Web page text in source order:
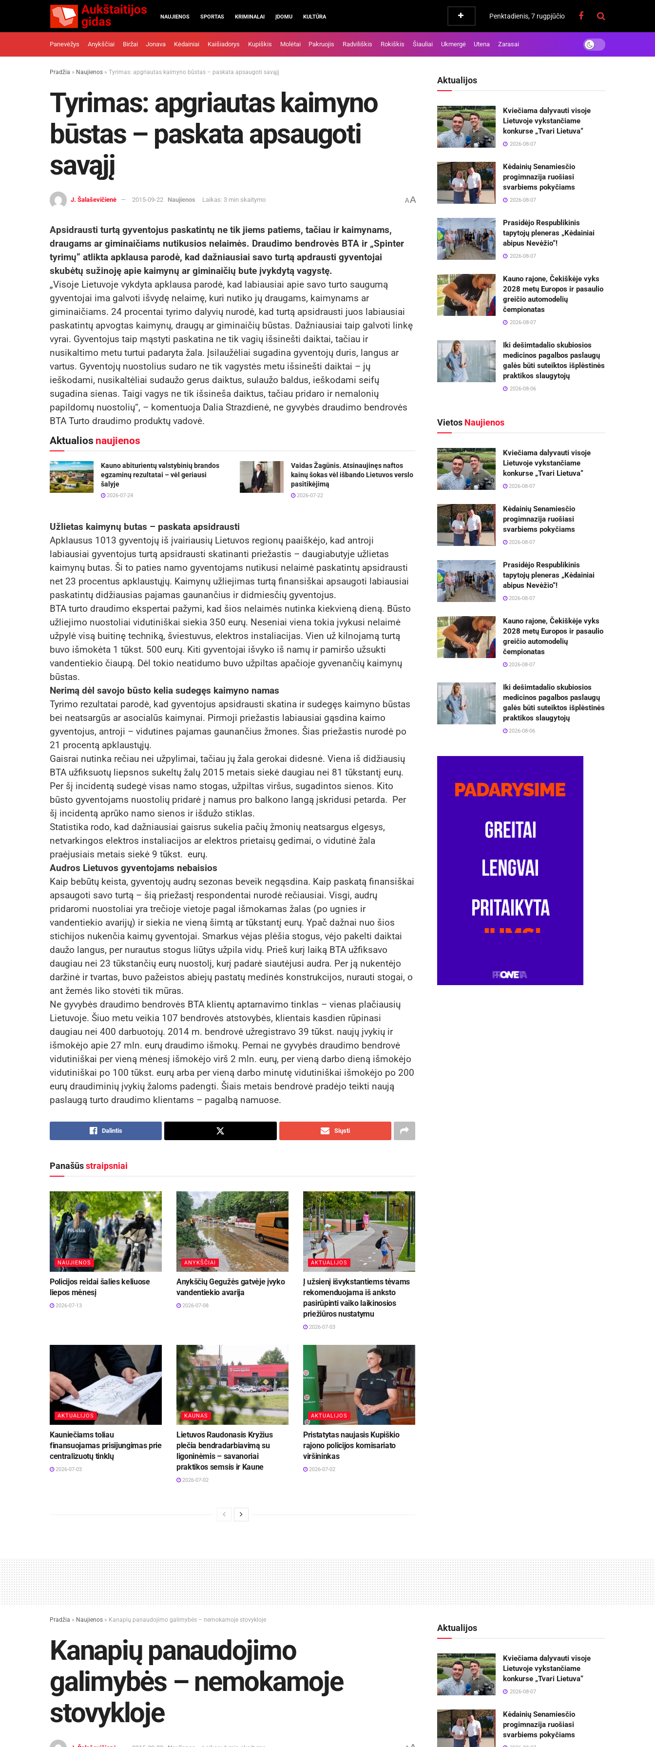
NAUJIENOS SPORTAS KRIMINALAI ĮDOMU KULTŪRA Penktadienis, 7 rugpjūčio
Panevėžys Anykščiai Biržai Jonava Kėdainiai Kaišiadorys Kupiškis Molėtai Pakruojis Radviliškis Rokiškis Šiauliai Ukmergė Utena Zarasai
Pradžia » Naujienos » Tyrimas: apgriautas kaimyno būstas – paskata apsaugoti savąjį
Tyrimas: apgriautas kaimyno
būstas – paskata apsaugoti
savąjį
J. Šalaševičienė 2015-09-22 Naujienos Laikas: 3 min skaitymo AA
Apsidrausti turtą gyventojus paskatintų ne tik jiems patiems, tačiau ir kaimynams,
draugams ar giminaičiams nutikusios nelaimės. Draudimo bendrovės BTA ir „Spinter
tyrimų“ atlikta apklausa parodė, kad dažniausiai savo turtą apdrausti gyventojai
skubėtų sužinoję apie kaimynų ar giminaičių bute įvykdytą vagystę.
„Visoje Lietuvoje vykdyta apklausa parodė, kad labiausiai apie savo turto saugumą
gyventojai ima galvoti išvydę nelaimę, kuri nutiko jų draugams, kaimynams ar
giminaičiams. 24 procentai tyrimo dalyvių nurodė, kad turtą apsidrausti juos labiausiai
paskatintų apvogtas kaimynų, draugų ar giminaičių būstas. Dažniausiai taip galvoti linkę
vyrai. Gyventojus taip mąstyti paskatina ne tik vagių išsinešti daiktai, tačiau ir
nusikaltimo metu turtui padaryta žala. Įsilaužėliai sugadina gyventojų duris, langus ar
vartus. Gyventojų nuostolius sudaro ne tik vagystės metu išsinešti daiktai – jų
ieškodami, nusikaltėliai sudaužo gerus daiktus, sulaužo baldus, ieškodami seifų
sugadina sienas. Taigi vagys ne tik išsineša daiktus, tačiau pridaro ir nemalonių
papildomų nuostolių“, – komentuoja Dalia Strazdienė, ne gyvybės draudimo bendrovės
BTA Turto draudimo produktų vadovė.
Aktualios naujienos
Kauno abiturientų valstybinių brandos
egzaminų rezultatai – vėl geriausi
šalyje
2026-07-24
Vaidas Žagūnis. Atsinaujinęs naftos
kainų šokas vėl išbando Lietuvos verslo
pasitikėjimą
2026-07-22
Užlietas kaimynų butas – paskata apsidrausti
Apklausus 1013 gyventojų iš įvairiausių Lietuvos regionų paaiškėjo, kad antroji
labiausiai gyventojus turtą apsidrausti skatinanti priežastis – daugiabutyje užlietas
kaimynų butas. Ši to paties namo gyventojams nutikusi nelaimė paskatintų apsidrausti
net 23 procentus apklaustųjų. Kaimynų užliejimas turtą finansiškai apsaugoti labiausiai
paskatintų didžiausias pajamas gaunančius ir didmiesčių gyventojus.
BTA turto draudimo ekspertai pažymi, kad šios nelaimės nutinka kiekvieną dieną. Būsto
užliejimo nuostoliai vidutiniškai siekia 350 eurų. Neseniai viena tokia įvykusi nelaimė
užpylė visą buitinę techniką, šviestuvus, elektros instaliacijas. Vien už kilnojamą turtą
buvo išmokėta 1 tūkst. 500 eurų. Kiti gyventojai išvyko iš namų ir pamiršo užsukti
vandentiekio čiaupą. Dėl tokio neatidumo buvo užpiltas apačioje gyvenančių kaimynų
būstas.
Nerimą dėl savojo būsto kelia sudegęs kaimyno namas
Tyrimo rezultatai parodė, kad gyventojus apsidrausti skatina ir sudegęs kaimyno būstas
bei neatsargūs ar asocialūs kaimynai. Pirmoji priežastis labiausiai gąsdina kaimo
gyventojus, antroji – vidutines pajamas gaunančius žmones. Šias priežastis nurodė po
21 procentą apklaustųjų.
Gaisrai nutinka rečiau nei užpylimai, tačiau jų žala gerokai didesnė. Viena iš didžiausių
BTA užfiksuotų liepsnos sukeltų žalų 2015 metais siekė daugiau nei 81 tūkstantį eurų.
Per šį incidentą sudegė visas namo stogas, užpiltas viršus, sugadintos sienos. Kito
būsto gyventojams nuostolių pridarė į namus pro balkono langą įskridusi petarda. Per
šį incidentą aprūko namo sienos ir išdužo stiklas.
Statistika rodo, kad dažniausiai gaisrus sukelia pačių žmonių neatsargus elgesys,
netvarkingos elektros instaliacijos ar elektros prietaisų gedimai, o vidutinė žala
praėjusiais metais siekė 9 tūkst. eurų.
Audros Lietuvos gyventojams nebaisios
Kaip bebūtų keista, gyventojų audrų sezonas beveik negąsdina. Kaip paskatą finansiškai
apsaugoti savo turtą – šią priežastį respondentai nurodė rečiausiai. Visgi, audrų
pridaromi nuostoliai yra trečioje vietoje pagal išmokamas žalas (po ugnies ir
vandentiekio avarijų) ir siekia ne vieną šimtą ar tūkstantį eurų. Ypač dažnai nuo šios
stichijos nukenčia kaimų gyventojai. Smarkus vėjas plėšia stogus, vėjo pakelti daiktai
daužo langus, per nurautus stogus liūtys užpila vidų. Prieš kurį laiką BTA užfiksavo
daugiau nei 23 tūkstančių eurų nuostolį, kurį padarė siautėjusi audra. Per ją nukentėjo
daržinė ir tvartas, buvo pažeistos abiejų pastatų medinės konstrukcijos, nurauti stogai, o
ant žemės liko stovėti tik mūras.
Ne gyvybės draudimo bendrovės BTA klientų aptarnavimo tinklas – vienas plačiausių
Lietuvoje. Šiuo metu veikia 107 bendrovės atstovybės, klientais kasdien rūpinasi
daugiau nei 400 darbuotojų. 2014 m. bendrovė užregistravo 39 tūkst. naujų įvykių ir
išmokėjo apie 27 mln. eurų draudimo išmokų. Pernai ne gyvybės draudimo bendrovė
vidutiniškai per vieną mėnesį išmokėjo virš 2 mln. eurų, per vieną darbo dieną išmokėjo
vidutiniškai po 100 tūkst. eurų arba per vieną darbo minutę vidutiniškai išmokėjo po 200
eurų draudiminių įvykių žaloms padengti. Šiais metais bendrovė pradėjo teikti naują
paslaugą turto draudimo klientams – pagalbą namuose.
Dalintis Siųsti
Panašūsstraipsniai
NAUJIENOS
Policijos reidai šalies keliuose
liepos mėnesį
2026-07-13
ANYKŠČIAI
Anykščių Gegužės gatvėje įvyko
vandentiekio avarija
2026-07-08
AKTUALIJOS
Į užsienį išvykstantiems tėvams
rekomenduojama iš anksto
pasirūpinti vaiko laikinosios
priežiūros nustatymu
2026-07-03
AKTUALIJOS
Kauniečiams toliau
finansuojamas prisijungimas prie
centralizuotų tinklų
2026-07-03
KAUNAS
Lietuvos Raudonasis Kryžius
plečia bendradarbiavimą su
ligoninėmis – savanoriai
praktikos semsis ir Kaune
2026-07-02
AKTUALIJOS
Pristatytas naujasis Kupiškio
rajono policijos komisariato
viršininkas
2026-07-02
Aktualijos
Kviečiama dalyvauti visoje
Lietuvoje vykstančiame
konkurse „Tvari Lietuva“
2026-08-07
Kėdainių Senamiesčio
progimnazija ruošiasi
svarbiems pokyčiams
2026-08-07
Prasidėjo Respublikinis
tapytojų pleneras „Kėdainiai
abipus Nevėžio“!
2026-08-07
Kauno rajone, Čekiškėje vyks
2028 metų Europos ir pasaulio
greičio automodelių
čempionatas
2026-08-07
Iki dešimtadalio skubiosios
medicinos pagalbos paslaugų
galės būti suteiktos išplėstinės
praktikos slaugytojų
2026-08-06
Vietos Naujienos
Kviečiama dalyvauti visoje
Lietuvoje vykstančiame
konkurse „Tvari Lietuva“
2026-08-07
Kėdainių Senamiesčio
progimnazija ruošiasi
svarbiems pokyčiams
2026-08-07
Prasidėjo Respublikinis
tapytojų pleneras „Kėdainiai
abipus Nevėžio“!
2026-08-07
Kauno rajone, Čekiškėje vyks
2028 metų Europos ir pasaulio
greičio automodelių
čempionatas
2026-08-07
Iki dešimtadalio skubiosios
medicinos pagalbos paslaugų
galės būti suteiktos išplėstinės
praktikos slaugytojų
2026-08-06
Pradžia » Naujienos » Kanapių panaudojimo galimybės – nemokamoje stovykloje
Kanapių panaudojimo
galimybės – nemokamoje
stovykloje
Aktualijos
Kviečiama dalyvauti visoje
Lietuvoje vykstančiame
konkurse „Tvari Lietuva“
2026-08-07
Kėdainių Senamiesčio
progimnazija ruošiasi
svarbiems pokyčiams